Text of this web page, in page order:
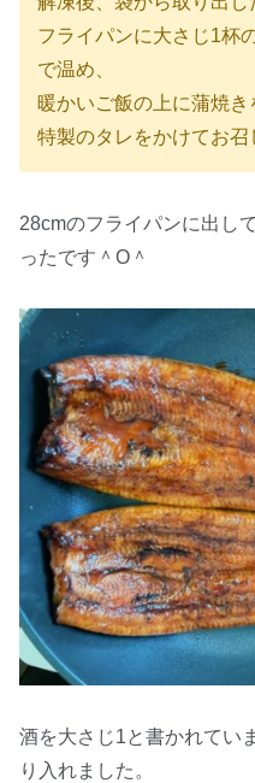
フライパンに大さじ1杯
で温め、
暖かいご飯の上に蒲焼き
特製のタレをかけてお召
28cmのフライパンに出し
ったです＾O＾
酒を大さじ1と書かれてい
り入れました。